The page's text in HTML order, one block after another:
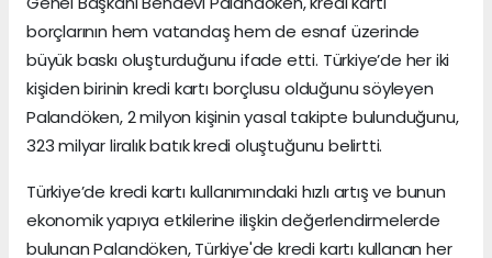
borçlarının hem vatandaş hem de esnaf üzerinde
büyük baskı oluşturduğunu ifade etti. Türkiye’de her iki
kişiden birinin kredi kartı borçlusu olduğunu söyleyen
Palandöken, 2 milyon kişinin yasal takipte bulunduğunu,
323 milyar liralık batık kredi oluştuğunu belirtti.
Türkiye’de kredi kartı kullanımındaki hızlı artış ve bunun
ekonomik yapıya etkilerine ilişkin değerlendirmelerde
bulunan Palandöken, Türkiye'de kredi kartı kullanan her